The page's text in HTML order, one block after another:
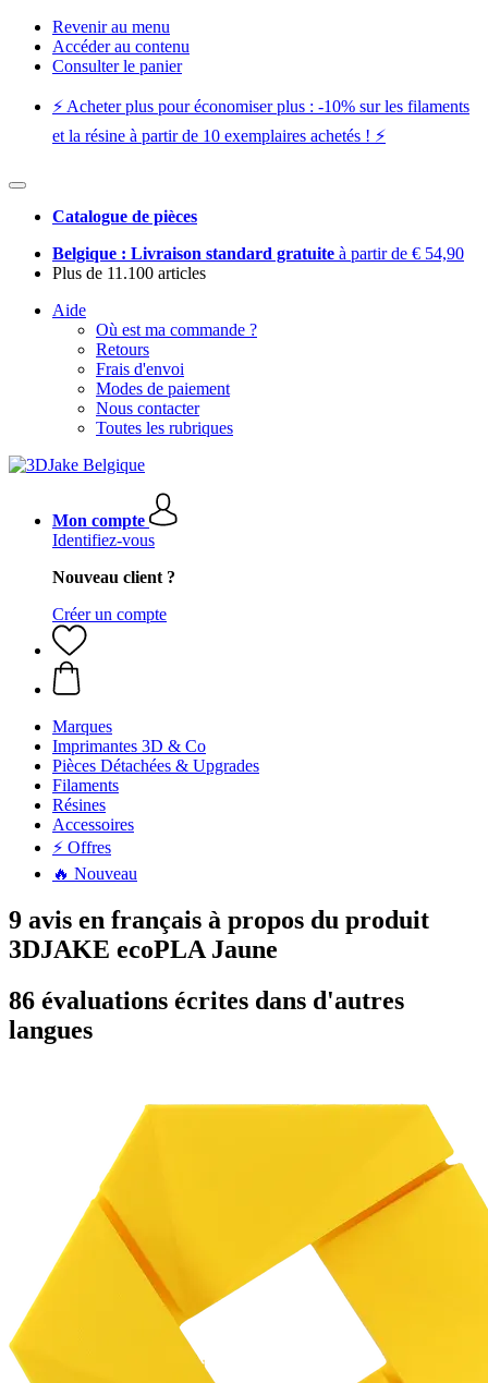
Revenir au menu
Accéder au contenu
Consulter le panier
⚡️ Acheter plus pour économiser plus : -10% sur les filaments
et la résine à partir de 10 exemplaires achetés ! ⚡️
Catalogue de pièces
Belgique : Livraison standard gratuite à partir de € 54,90
Plus de 11.100 articles
Aide
Où est ma commande ?
Retours
Frais d'envoi
Modes de paiement
Nous contacter
Toutes les rubriques
Mon compte
Identifiez-vous
Nouveau client ?
Créer un compte
Marques
Imprimantes 3D & Co
Pièces Détachées & Upgrades
Filaments
Résines
Accessoires
⚡ Offres
🔥 Nouveau
9 avis en français à propos du produit
3DJAKE ecoPLA Jaune
86 évaluations écrites dans d'autres
langues